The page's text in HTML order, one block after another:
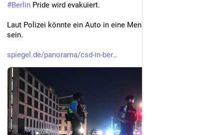
#Berlin Pride wird evakuiert.
Laut Polizei könnte ein Auto in eine Menschenmenge gefahren
sein.
spiegel.de/panorama/csd-in-ber